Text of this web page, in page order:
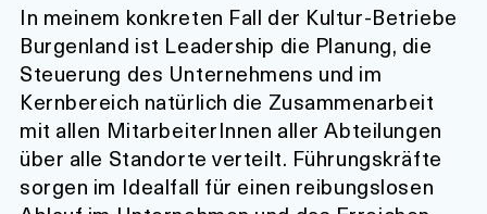
In meinem konkreten Fall der Kultur-Betriebe
Burgenland ist Leadership die Planung, die
Steuerung des Unternehmens und im
Kernbereich natürlich die Zusammenarbeit
mit allen MitarbeiterInnen aller Abteilungen
über alle Standorte verteilt. Führungskräfte
sorgen im Idealfall für einen reibungslosen